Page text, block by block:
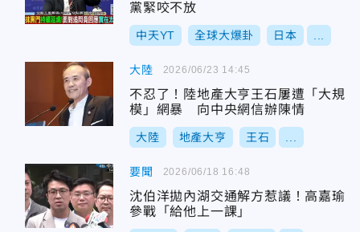
黨緊咬不放
中天YT 全球大爆卦 日本
大陸
不忍了！陸地產大亨王石屢遭「大規
模」網暴 向中央網信辦陳情
大陸 地產大亨 王石
2026/06/23 14:45
要聞
沈伯洋拋內湖交通解方惹議！高嘉瑜
參戰「給他上一課」
2026/06/18 16:48